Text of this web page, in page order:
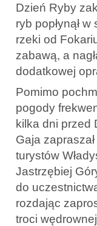
Dzień Ryby
ryb popłynął
rzeki od
zabawą, a
dodatkowej
Pomimo
pogody
kilka dni przed
Gaja
turystów
Jastrzębiej
do
rozdając
troci